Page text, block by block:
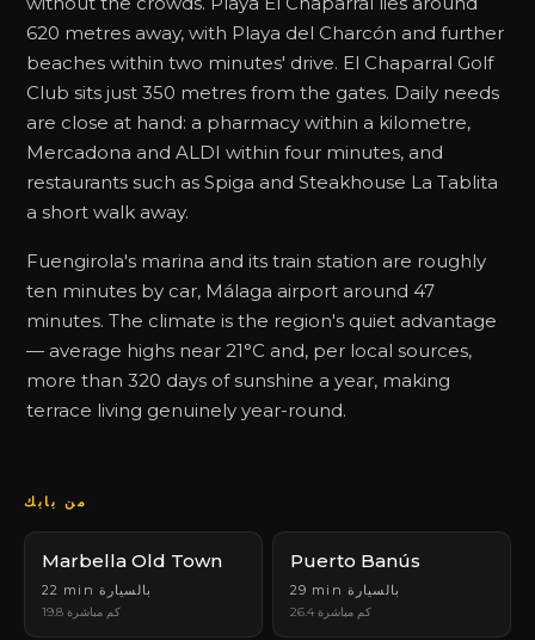
620 metres away, with Playa del Charcón and further
beaches within two minutes' drive. El Chaparral Golf
Club sits just 350 metres from the gates. Daily needs
are close at hand: a pharmacy within a kilometre,
Mercadona and ALDI within four minutes, and
restaurants such as Spiga and Steakhouse La Tablita
a short walk away.
Fuengirola's marina and its train station are roughly
ten minutes by car, Málaga airport around 47
minutes. The climate is the region's quiet advantage
— average highs near 21°C and, per local sources,
more than 320 days of sunshine a year, making
terrace living genuinely year-round.
من بابك
Marbella Old Town
22 min بالسيارة
19.8 كم مباشرة
Puerto Banús
29 min بالسيارة
26.4 كم مباشرة